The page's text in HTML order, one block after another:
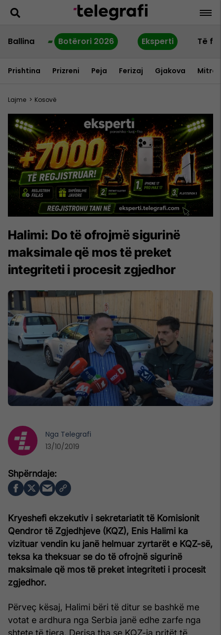
Ballina Botërori 2026 Eksperti Të
Prishtina Prizreni Peja Ferizaj Gjakova
Lajme > Kosovë
Halimi: Do të ofrojmë sigurinë
maksimale që mos të preket
integriteti i procesit zgjedhor
Kryeshefi ekzekutiv i sekretariatit të Komisionit
Qendror të Zgjedhjeve (KQZ), Enis Halimi ka
vizituar vendin ku janë helmuar zyrtarët e KQZ-së,
teksa ka theksuar se do të ofrojnë sigurinë
maksimale që mos të preket integriteti i procesit
zgjedhor.
Përveç kësaj, Halimi bëri të ditur se bashkë me
votat e ardhura nga Serbia janë edhe zarfe nga
shtete të tjera. Derisa tha se KQZ-ja pritët të
Nga Telegrafi
13/10/2019